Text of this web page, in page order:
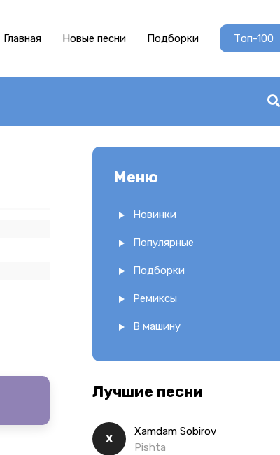
Главная Новые песни Подборки Топ-100
Меню
Новинки
Популярные
Подборки
Ремиксы
В машину
Лучшие песни
X
Xamdam Sobirov
Pishta